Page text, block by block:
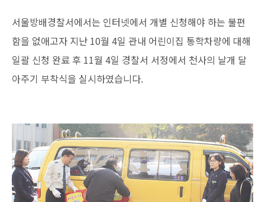
서울방배경찰서에서는 인터넷에서 개별 신청해야 하는 불편
함을 없애고자 지난 10월 4일 관내 어린이집 통학차량에 대해
일괄 신청 완료 후 11월 4일 경찰서 서정에서 천사의 날개 달
아주기 부착식을 실시하였습니다.